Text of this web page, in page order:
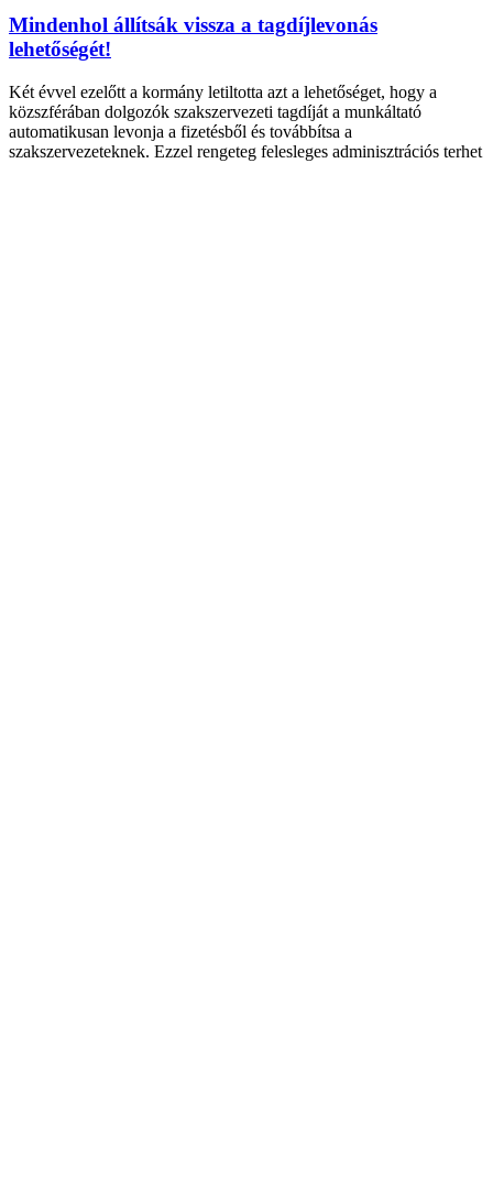
Mindenhol állítsák vissza a tagdíjlevonás
lehetőségét!
Két évvel ezelőtt a kormány letiltotta azt a lehetőséget, hogy a
közszférában dolgozók szakszervezeti tagdíját a munkáltató
automatikusan levonja a fizetésből és továbbítsa a
szakszervezeteknek. Ezzel rengeteg felesleges adminisztrációs terhet